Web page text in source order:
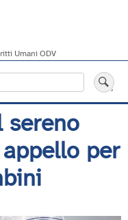
Umani ODV
sereno
per